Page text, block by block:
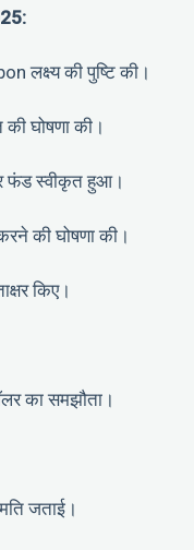
लक्ष्य की पुष्टि की।
घोषणा की।
फंड स्वीकृत हुआ।
की घोषणा की।
किए।
का समझौता।
जताई।